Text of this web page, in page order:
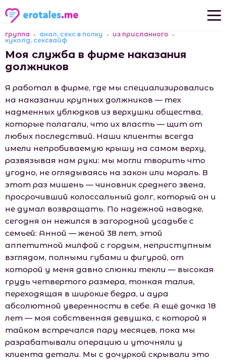
Новые рассказы
Популярные рассказы
группа анал, секс в попку
из присланного
куколд, сексвайф
Моя служба в фирме наказания
должников
Я работал в фирме, где мы специализировались
на наказании крупных должников — тех
надменных ублюдков из верхушки общества,
которые полагали, что их власть — щит от
любых последствий. Наши клиенты всегда
имели непробиваемую крышу на самом верху,
развязывая нам руки: мы могли творить что
угодно, не оглядываясь на закон или мораль. В
этот раз мишень — чиновник среднего звена,
просрочивший колоссальный долг, который он и
не думал возвращать. По надежной наводке,
сегодня он нежился в загородной усадьбе с
семьей: Анной — женой 38 лет, этой
аппетитной милфой с гордым, неприступным
взглядом, полными губами и фигурой, от
которой у меня давно слюнки текли — высокая
грудь четвертого размера, тонкая талия,
переходящая в широкие бедра, и аура
абсолютной уверенности в себе. А ещё дочка 18
лет — моя собственная девушка, с которой я
тайком встречался пару месяцев, пока мы
разрабатывали операцию и уточняли у
клиента детали. Мы с дочуркой скрывали это